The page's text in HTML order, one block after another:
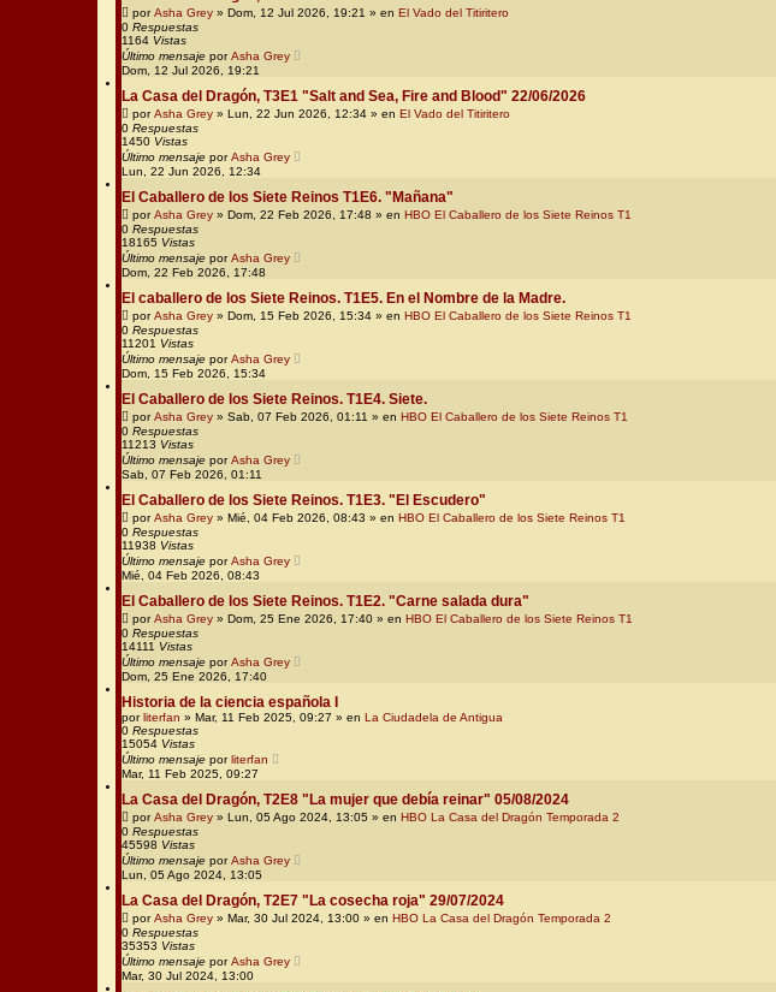
porAsha Grey » Dom, 12 Jul 2026, 19:21 » en El Vado del Titiritero
0 Respuestas
1164 Vistas
Último mensaje porAsha Grey
Dom, 12 Jul 2026, 19:21
La Casa del Dragón, T3E1 "Salt and Sea, Fire and Blood" 22/06/2026
porAsha Grey » Lun, 22 Jun 2026, 12:34 » en El Vado del Titiritero
0 Respuestas
1450 Vistas
Último mensaje porAsha Grey
Lun, 22 Jun 2026, 12:34
El Caballero de los Siete Reinos T1E6. "Mañana"
porAsha Grey » Dom, 22 Feb 2026, 17:48 » en HBO El Caballero de los Siete Reinos T1
0 Respuestas
18165 Vistas
Último mensaje porAsha Grey
Dom, 22 Feb 2026, 17:48
El caballero de los Siete Reinos. T1E5. En el Nombre de la Madre.
porAsha Grey » Dom, 15 Feb 2026, 15:34 » en HBO El Caballero de los Siete Reinos T1
0 Respuestas
11201 Vistas
Último mensaje porAsha Grey
Dom, 15 Feb 2026, 15:34
El Caballero de los Siete Reinos. T1E4. Siete.
porAsha Grey » Sab, 07 Feb 2026, 01:11 » en HBO El Caballero de los Siete Reinos T1
0 Respuestas
11213 Vistas
Último mensaje porAsha Grey
Sab, 07 Feb 2026, 01:11
El Caballero de los Siete Reinos. T1E3. "El Escudero"
porAsha Grey » Mié, 04 Feb 2026, 08:43 » en HBO El Caballero de los Siete Reinos T1
0 Respuestas
11938 Vistas
Último mensaje porAsha Grey
Mié, 04 Feb 2026, 08:43
El Caballero de los Siete Reinos. T1E2. "Carne salada dura"
porAsha Grey » Dom, 25 Ene 2026, 17:40 » en HBO El Caballero de los Siete Reinos T1
0 Respuestas
14111 Vistas
Último mensaje porAsha Grey
Dom, 25 Ene 2026, 17:40
Historia de la ciencia española I
porliterfan » Mar, 11 Feb 2025, 09:27 » en La Ciudadela de Antigua
0 Respuestas
15054 Vistas
Último mensaje porliterfan
Mar, 11 Feb 2025, 09:27
La Casa del Dragón, T2E8 "La mujer que debía reinar" 05/08/2024
porAsha Grey » Lun, 05 Ago 2024, 13:05 » en HBO La Casa del Dragón Temporada 2
0 Respuestas
45598 Vistas
Último mensaje porAsha Grey
Lun, 05 Ago 2024, 13:05
La Casa del Dragón, T2E7 "La cosecha roja" 29/07/2024
porAsha Grey » Mar, 30 Jul 2024, 13:00 » en HBO La Casa del Dragón Temporada 2
0 Respuestas
35353 Vistas
Último mensaje porAsha Grey
Mar, 30 Jul 2024, 13:00